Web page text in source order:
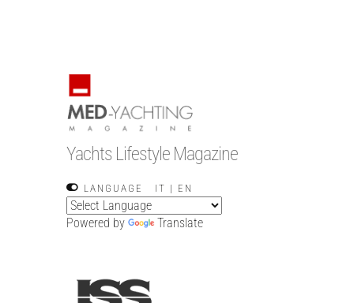
Yachts Lifestyle Magazine
LANGUAGE IT | EN
Powered by Translate